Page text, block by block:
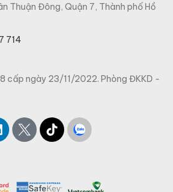
Thuận Đông, Quận 7, Thành phố Hồ
714
cấp ngày 23/11/2022. Phòng ĐKKD -